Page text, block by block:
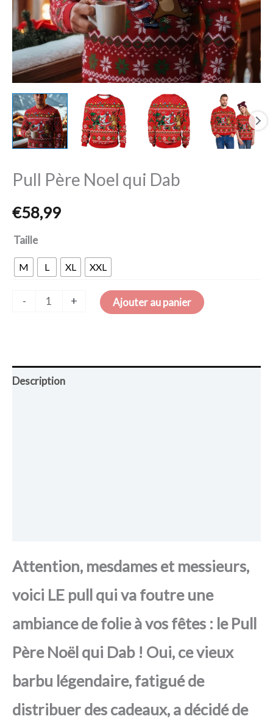
Pull Père Noel qui Dab
€58,99
Taille
M L XL XXL
- + Ajouter au panier
Description
Attention, mesdames et messieurs,
voici LE pull qui va foutre une
ambiance de folie à vos fêtes : le Pull
Père Noël qui Dab ! Oui, ce vieux
barbu légendaire, fatigué de
distribuer des cadeaux, a décidé de